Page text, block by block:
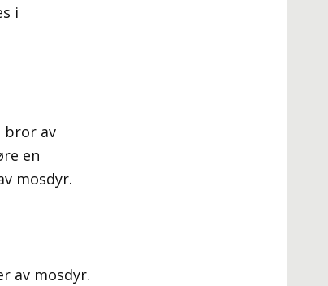
i
bror av
en
mosdyr.
av mosdyr.